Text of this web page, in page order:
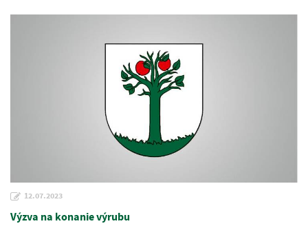
12.07.2023
Výzva na konanie výrubu